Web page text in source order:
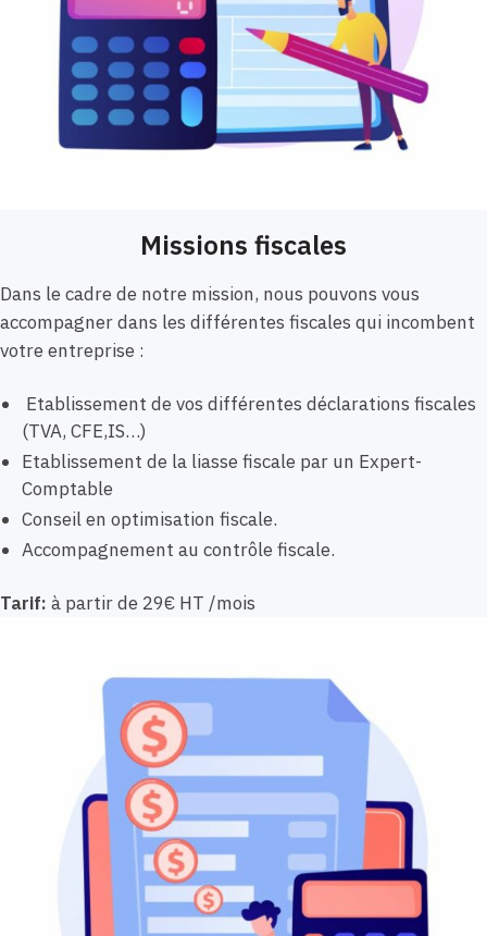
Missions fiscales
Dans le cadre de notre mission, nous pouvons vous
accompagner dans les différentes fiscales qui incombent
votre entreprise :
Etablissement de vos différentes déclarations fiscales
(TVA, CFE,IS…)
Etablissement de la liasse fiscale par un Expert-
Comptable
Conseil en optimisation fiscale.
Accompagnement au contrôle fiscale.
Tarif: à partir de 29€ HT /mois